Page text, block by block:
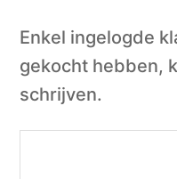
Enkel ingelogde
gekocht hebben,
schrijven.